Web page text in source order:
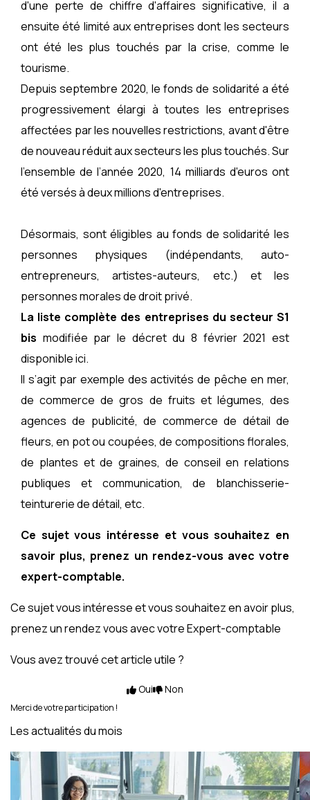
d'une perte de chiffre d'affaires significative, il a
ensuite été limité aux entreprises dont les secteurs
ont été les plus touchés par la crise, comme le
tourisme.
Depuis septembre 2020, le fonds de solidarité a été
progressivement élargi à toutes les entreprises
affectées par les nouvelles restrictions, avant d'être
de nouveau réduit aux secteurs les plus touchés. Sur
l’ensemble de l’année 2020, 14 milliards d'euros ont
été versés à deux millions d'entreprises.
Désormais, sont éligibles au fonds de solidarité les
personnes physiques (indépendants, auto-
entrepreneurs, artistes-auteurs, etc.) et les
personnes morales de droit privé.
La liste complète des entreprises du secteur S1
bis modifiée par le décret du 8 février 2021 est
disponibleici.
Il s’agit par exemple des activités de pêche en mer,
de commerce de gros de fruits et légumes, des
agences de publicité, de commerce de détail de
fleurs, en pot ou coupées, de compositions florales,
de plantes et de graines, de conseil en relations
publiques et communication, de blanchisserie-
teinturerie de détail, etc.
Ce sujet vous intéresse et vous souhaitez en
savoir plus, prenez un rendez-vous avec votre
expert-comptable.
Ce sujet vous intéresse et vous souhaitez en avoir plus,
prenez un rendez vous avec votre Expert-comptable
Vous avez trouvé cet article utile ?
Oui Non
Merci de votre participation !
Les actualités du mois